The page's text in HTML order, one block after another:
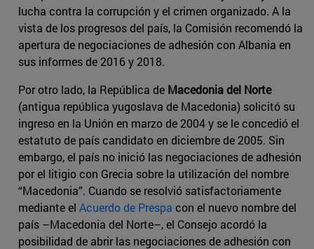
lucha contra la corrupción y el crimen organizado. A la
vista de los progresos del país, la Comisión recomendó la
apertura de negociaciones de adhesión con Albania en
sus informes de 2016 y 2018.
Por otro lado, la República de Macedonia del Norte
(antigua república yugoslava de Macedonia) solicitó su
ingreso en la Unión en marzo de 2004 y se le concedió el
estatuto de país candidato en diciembre de 2005. Sin
embargo, el país no inició las negociaciones de adhesión
por el litigio con Grecia sobre la utilización del nombre
“Macedonia”. Cuando se resolvió satisfactoriamente
mediante el Acuerdo de Prespa con el nuevo nombre del
país –Macedonia del Norte–, el Consejo acordó la
posibilidad de abrir las negociaciones de adhesión con